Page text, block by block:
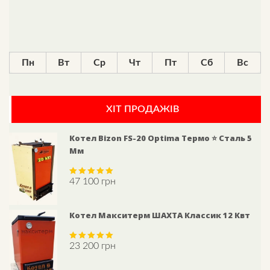
Пн Вт Ср Чт Пт Сб Вс
ХІТ ПРОДАЖІВ
Котел Bizon FS-20 Optima Термо ⭐ Сталь 5
Мм
Rated5.00
47 100 грн
Котел Макситерм ШАХТА Классик 12 Квт
Rated5.00
23 200 грн